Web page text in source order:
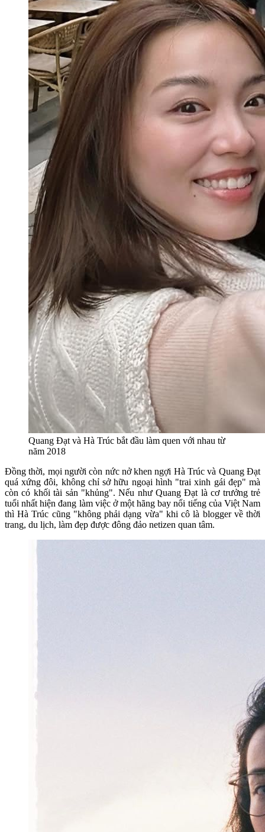
Quang Đạt và Hà Trúc bắt đầu làm quen với nhau từ
năm 2018
Đồng thời, mọi người còn nức nở khen ngợi Hà Trúc và Quang Đạt
quá xứng đôi, không chỉ sở hữu ngoại hình "trai xinh gái đẹp" mà
còn có khối tài sản "khủng". Nếu như Quang Đạt là cơ trưởng trẻ
tuổi nhất hiện đang làm việc ở một hãng bay nổi tiếng của Việt Nam
thì Hà Trúc cũng "không phải dạng vừa" khi cô là blogger về thời
trang, du lịch, làm đẹp được đông đảo netizen quan tâm.